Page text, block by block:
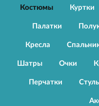
Костюмы Куртки
Палатки
Кресла
Шатры Очки
Перчатки